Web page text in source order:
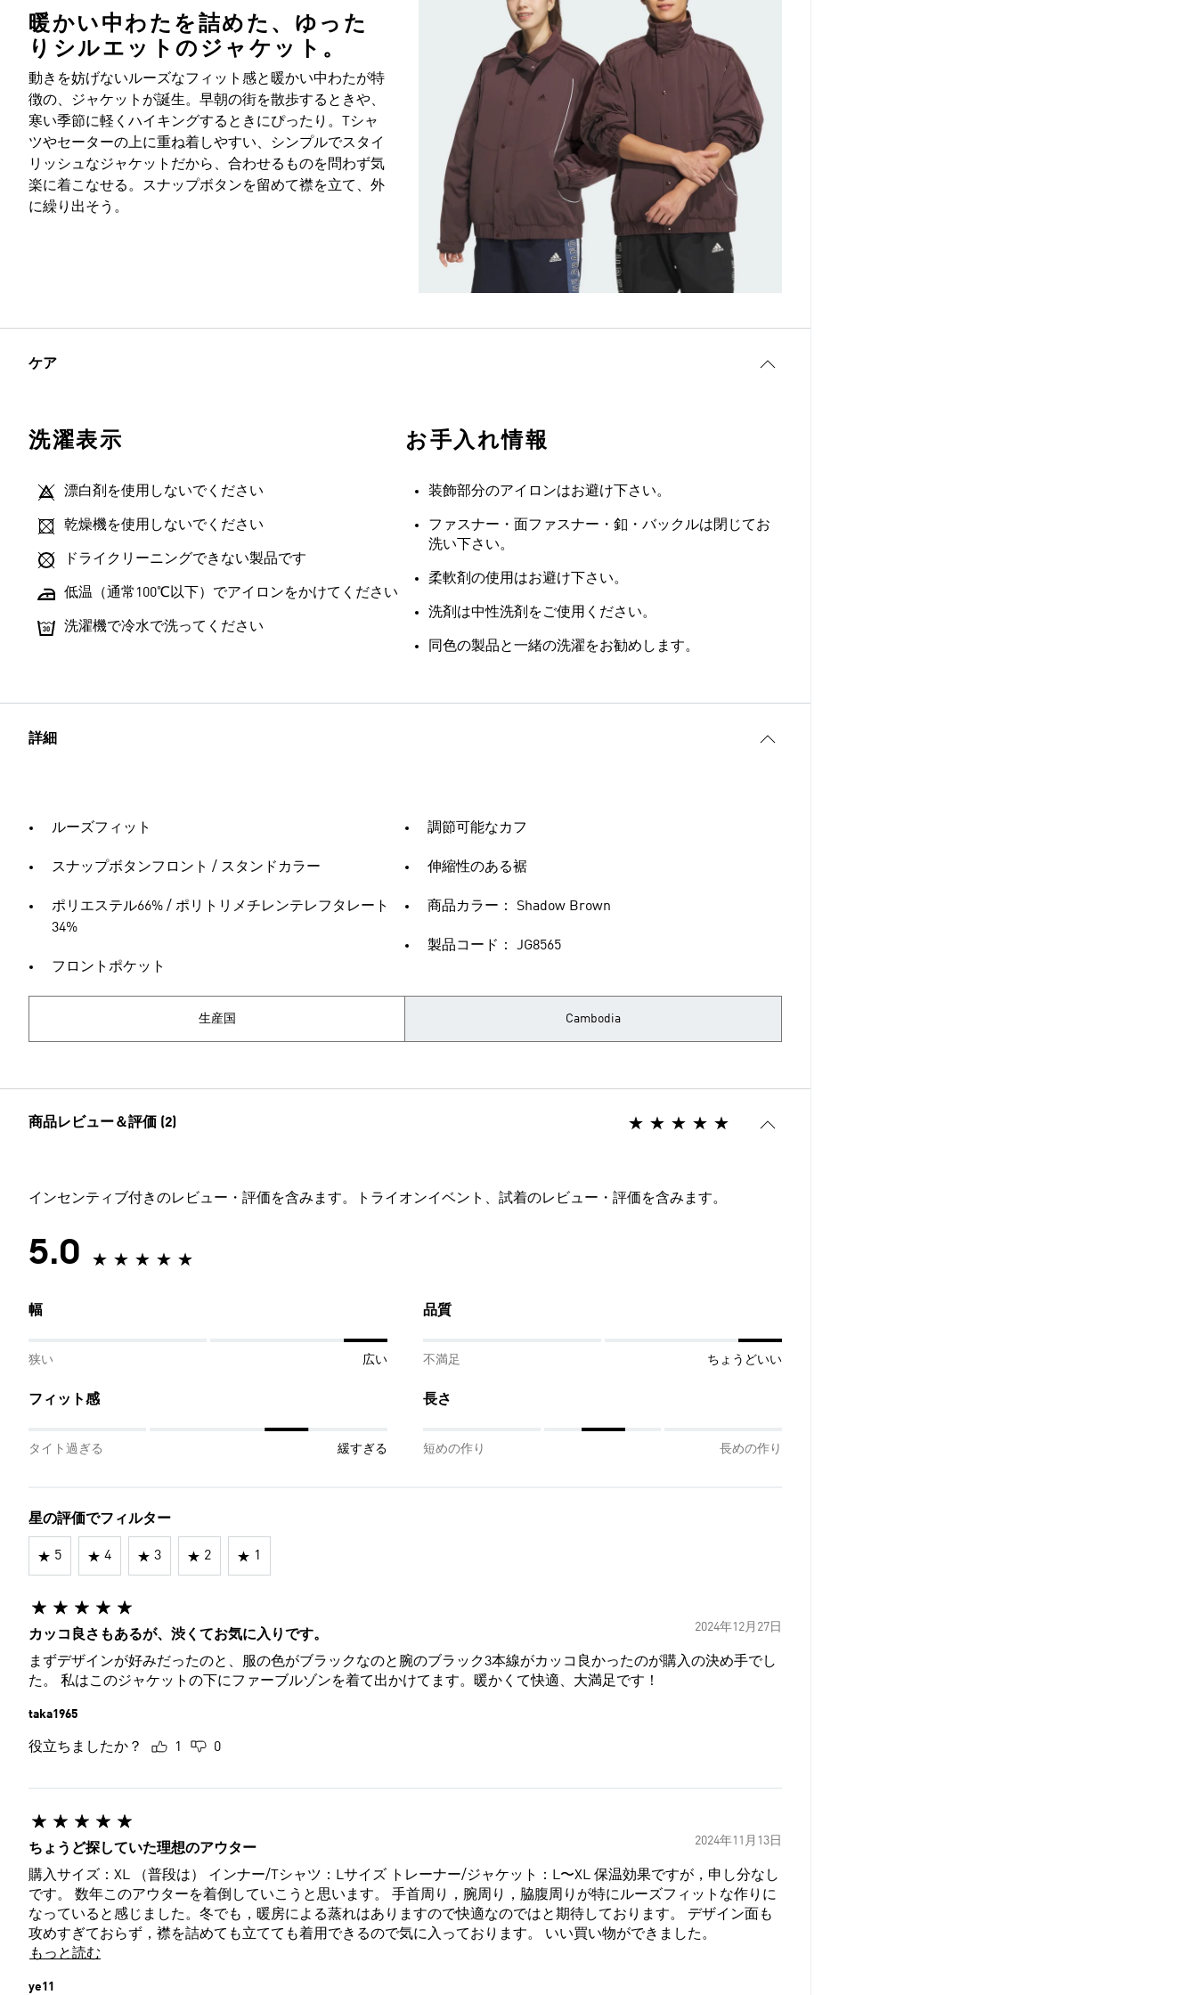
暖かい中わたを詰めた、ゆった
りシルエットのジャケット。
動きを妨げないルーズなフィット感と暖かい中わたが特
徴の、ジャケットが誕生。早朝の街を散歩するときや、
寒い季節に軽くハイキングするときにぴったり。Tシャ
ツやセーターの上に重ね着しやすい、シンプルでスタイ
リッシュなジャケットだから、合わせるものを問わず気
楽に着こなせる。スナップボタンを留めて襟を立て、外
に繰り出そう。
ケア
洗濯表示
漂白剤を使用しないでください
乾燥機を使用しないでください
ドライクリーニングできない製品です
低温（通常100℃以下）でアイロンをかけてください
洗濯機で冷水で洗ってください
お手入れ情報
装飾部分のアイロンはお避け下さい。
ファスナー・面ファスナー・釦・バックルは閉じてお
洗い下さい。
柔軟剤の使用はお避け下さい。
洗剤は中性洗剤をご使用ください。
同色の製品と一緒の洗濯をお勧めします。
詳細
ルーズフィット
スナップボタンフロント / スタンドカラー
ポリエステル66% / ポリトリメチレンテレフタレート
34%
フロントポケット
調節可能なカフ
伸縮性のある裾
商品カラー： Shadow Brown
製品コード： JG8565
生産国 Cambodia
商品レビュー＆評価 (2)
インセンティブ付きのレビュー・評価を含みます。トライオンイベント、試着のレビュー・評価を含みます。
5.0
幅
狭い 広い
品質
不満足 ちょうどいい
フィット感
タイト過ぎる 緩すぎる
長さ
短めの作り 長めの作り
星の評価でフィルター
5 4 3 2 1
2024年12月27日
カッコ良さもあるが、渋くてお気に入りです。
まずデザインが好みだったのと、服の色がブラックなのと腕のブラック3本線がカッコ良かったのが購入の決め手でし
た。 私はこのジャケットの下にファーブルゾンを着て出かけてます。暖かくて快適、大満足です！
taka1965
役立ちましたか？ 1 0
2024年11月13日
ちょうど探していた理想のアウター
購入サイズ：XL （普段は） インナー/Tシャツ：Lサイズ トレーナー/ジャケット：L〜XL 保温効果ですが，申し分なし
です。 数年このアウターを着倒していこうと思います。 手首周り，腕周り，脇腹周りが特にルーズフィットな作りに
なっていると感じました。冬でも，暖房による蒸れはありますので快適なのではと期待しております。 デザイン面も
攻めすぎておらず，襟を詰めても立てても着用できるので気に入っております。 いい買い物ができました。
もっと読む
ye11